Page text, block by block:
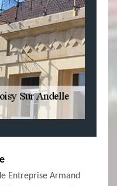
Entreprise Armand